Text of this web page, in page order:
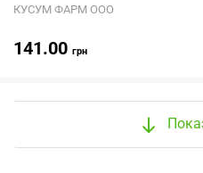
КУСУМ ФАРМ ООО
141.00 грн